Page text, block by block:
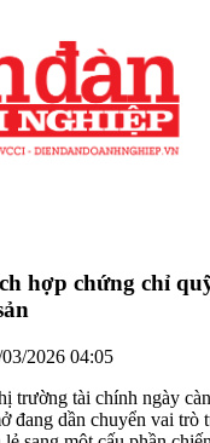
hợp chứng chỉ
2026 04:05
trường tài chính ngày
đang dần chuyển vai trò